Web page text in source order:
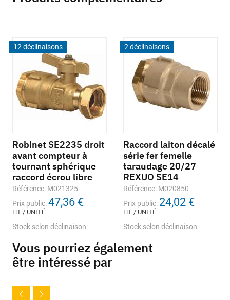
12 déclinaisons
Robinet SE2235 droit
avant compteur à
tournant sphérique
raccord écrou libre
Référence: M021325
Prix public:47,36 €
HT / UNITÉ
Stock selon déclinaison
2 déclinaisons
Raccord laiton décalé
série fer femelle
taraudage 20/27
REXUO SE14
Référence: M020850
Prix public: 24,02 €
HT / UNITÉ
Stock selon déclinaison
Vous pourriez également
être intéressé par